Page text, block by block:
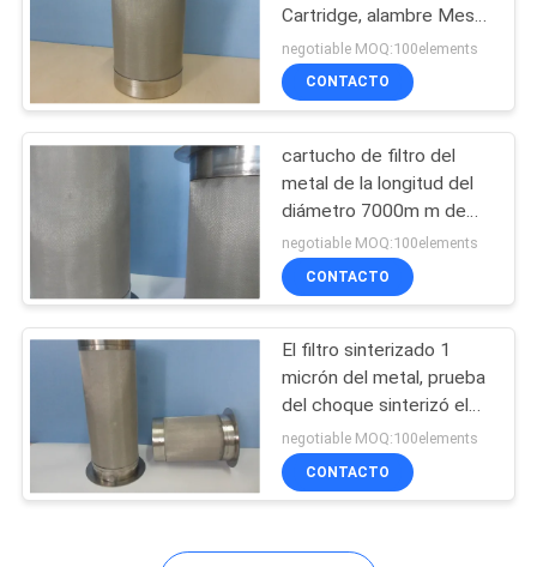
PRIVACIDAD
fieltro sinterizado de
la fibra del metal
54
Fibra del titanio
sentida
Cartridge, alambre Mesh
Filter Element de Fecral
negotiable MOQ:100elements
CONTACTO
cartucho de filtro del
metal de la longitud del
diámetro 7000m m de
130m m inoxidable
negotiable MOQ:100elements
CONTACTO
El filtro sinterizado 1
micrón del metal, prueba
del choque sinterizó el
alambre tejido Mesh
Filter
negotiable MOQ:100elements
CONTACTO